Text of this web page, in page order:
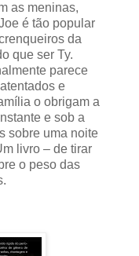
as meninas,
é tão popular
da
que ser Ty.
parece
e
o obrigam a
e sob a
sobre uma noite
livro – de tirar
o peso das